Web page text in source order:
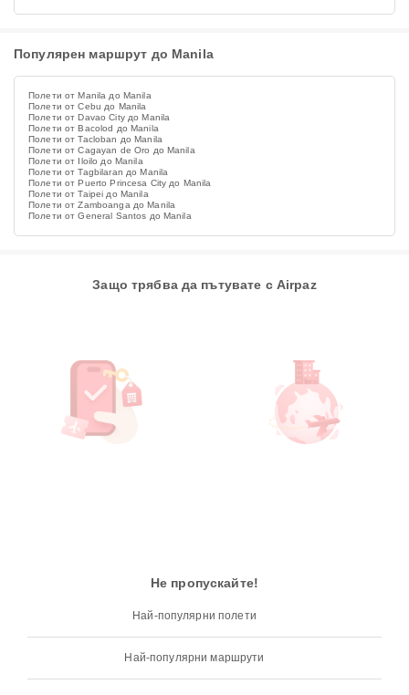
Популярен маршрут до Manila
Полети от Manila до Manila
Полети от Cebu до Manila
Полети от Davao City до Manila
Полети от Bacolod до Manila
Полети от Tacloban до Manila
Полети от Cagayan de Oro до Manila
Полети от Iloilo до Manila
Полети от Tagbilaran до Manila
Полети от Puerto Princesa City до Manila
Полети от Taipei до Manila
Полети от Zamboanga до Manila
Полети от General Santos до Manila
Защо трябва да пътувате с Airpaz
Не пропускайте!
Най-популярни полети
Най-популярни маршрути